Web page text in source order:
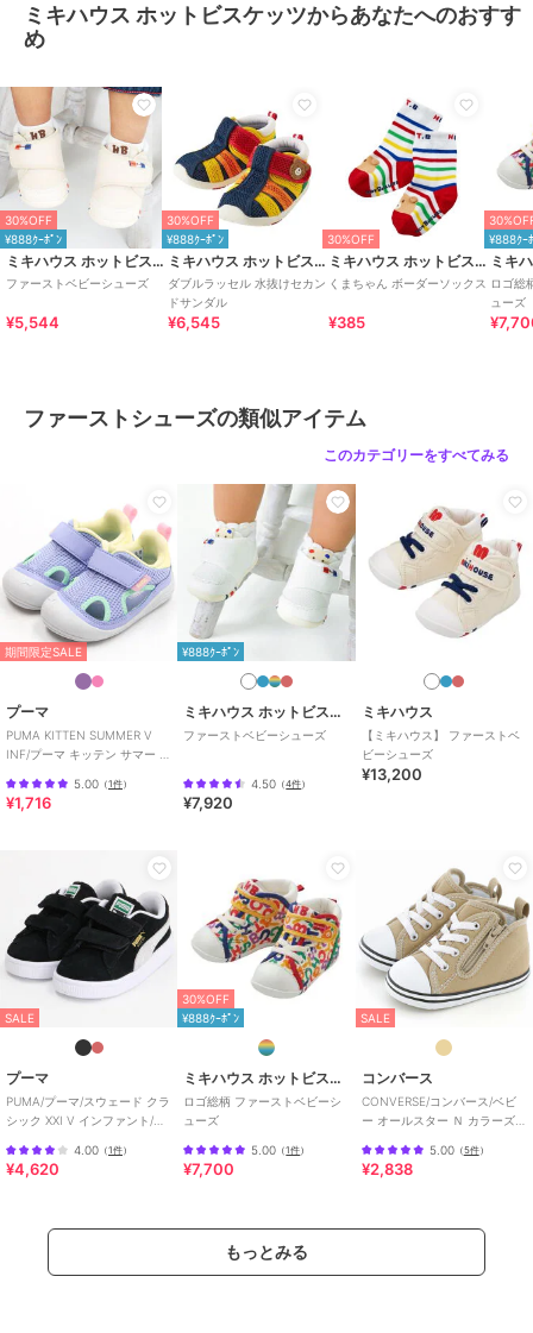
くなっています。
大きくベルトが開き、履かせやすくなっています。
面ファスナーで調節できるので、甲高の赤ちゃんの足にもフィットし
ます。
■カップインソール
取り外し可能なカップインソールでお手入れも簡単。
【仕様】
・2Ｅラスト設計
・お名前が書けるネームタグ付き
・靴箱付き(ご奉仕品につきましては付属していない場合がございま
〈ママスタッフのレビュー〉
・履き口が大きく開くので履かせやすく、子どもが自分で履くときに
・カップインソールのおかげで、お手入れの際乾かしやすい！
靴のサイズが小さくなっていないか心配な時にカップインソールの
上に立たせることで、
今どこまで指がきているかわかるので、サイズアップの目安にでき
て便利◎
・足幅が広めのわが子も履きやすいようで、ご機嫌に歩いてくれます
《HOT BISCUITS ーホットビスケッツー》
ミキハウスホットビスケッツは、”Good Quality”がキーワードのブラ
ンド。
子どもたちには毎日ごきげんに、楽しく健やかに 過ごしてほしいか
ら、
お子さまのための良いものづくりを大切にしています。
赤ちゃんからキッズまでの子ども服・ベビー服・ベビー用品等を幅広
くご用意しています。
春夏秋冬の季節に合わせた、ご出産祝いやプレゼント、ギフトもおす
すめです。
この商品は無料ギフトサービスの対象商品です
>>無料ギフトサービスについての詳細はこちら
ミキハウス ホットビスケッツ
ショップ ミキハウス ホットビスケッツ
商品カテゴリ ベビーシューズ ／
ファーストシ
ューズ
ミキハウス ホットビスケッツからあなたへのおすす
め
30%OFF
¥888ｸｰﾎﾟﾝ
ミキハウス ホットビスケッツ
ファーストベビーシューズ
¥5,544
30%OFF
¥888ｸｰﾎﾟﾝ
ミキハウス ホットビスケッツ
ダブルラッセル 水抜けセカン
ドサンダル
¥6,545
30%OFF
ミキハウス ホットビスケッツ
くまちゃん ボーダーソックス
¥385
¥888ｸｰ
ロゴ総
ューズ
ファーストシューズの類似アイテム
このカテゴリーをすべてみる
期間限定SALE
プーマ
PUMA KITTEN SUMMER V
INF/プーマ キッテン サマー V
5.00 （1件）
¥1,716
¥888ｸｰﾎﾟﾝ
ミキハウス ホットビスケッツ
ファーストベビーシューズ
4.50 （4件）
¥7,920
ミキハウス
【ミキハウス】 ファーストベ
ビーシューズ
¥13,200
SALE
プーマ
PUMA/プーマ/スウェード クラ
シック XXI V インファント/ベ
4.00 （1件）
¥4,620
30%OFF
¥888ｸｰﾎﾟﾝ
ミキハウス ホットビスケッツ
ロゴ総柄 ファーストベビーシ
ューズ
5.00 （1件）
¥7,700
SALE
コンバース
CONVERSE/コンバース/ベビ
ー オールスター Ｎ カラーズ
5.00（5件）
¥2,838
もっとみる